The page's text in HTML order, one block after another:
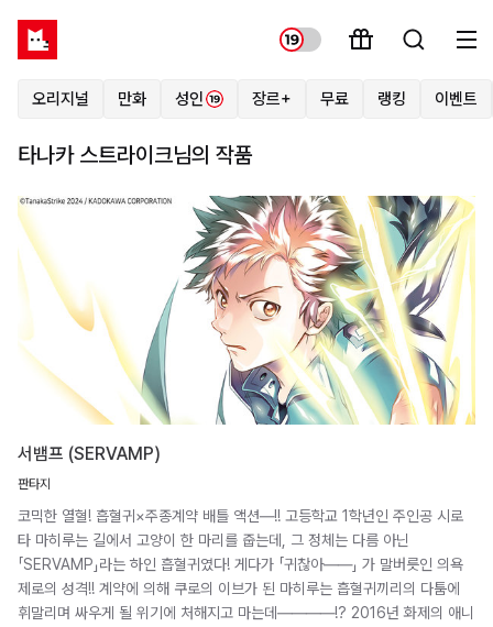
오리지널 만화 성인 장르+ 무료 랭킹 이벤트
타나카 스트라이크님의 작품
서뱀프 (SERVAMP)
판타지
코믹한 열혈! 흡혈귀×주종계약 배틀 액션―!! 고등학교 1학년인 주인공 시로
타 마히루는 길에서 고양이 한 마리를 줍는데, 그 정체는 다름 아닌
「SERVAMP」라는 하인 흡혈귀였다! 게다가 「귀찮아――」 가 말버릇인 의욕
제로의 성격!! 계약에 의해 쿠로의 이브가 된 마히루는 흡혈귀끼리의 다툼에
휘말리며 싸우게 될 위기에 처해지고 마는데――――!? 2016년 화제의 애니